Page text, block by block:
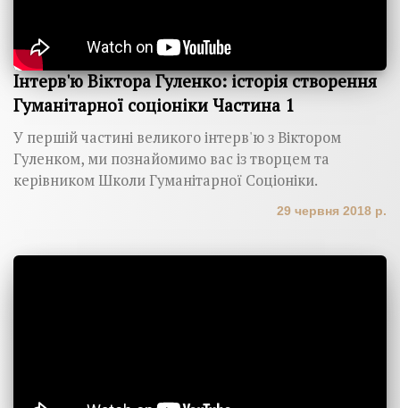
Інтерв'ю Віктора Гуленко: історія створення
Гуманітарної соціоніки Частина 1
У першій частині великого інтерв'ю з Віктором
Гуленком, ми познайомимо вас із творцем та
керівником Школи Гуманітарної Соціоніки.
29 червня 2018 р.